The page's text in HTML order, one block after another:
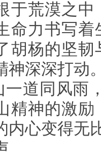
于荒漠之
命力书写
胡杨的坚
神深深打动
一道同风雨
精神的激
内心变得无